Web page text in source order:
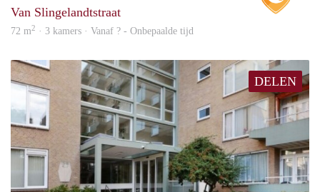
Van Slingelandtstraat
72 m2 · 3 kamers · Vanaf ? - Onbepaalde tijd
DELEN